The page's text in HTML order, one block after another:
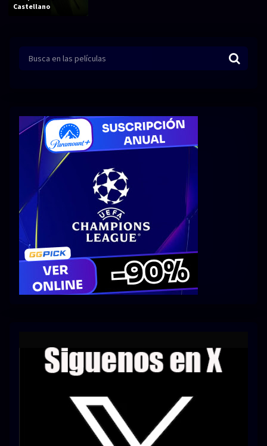
Comedia Crimen
Terror
Fantástico Romance
Bélico Thriller
Biográfico
SERIES
Series 1080p Series 4K HDR
Series 720p 2160p 4K SDR
Series 1080p 60 FPS
Castellano